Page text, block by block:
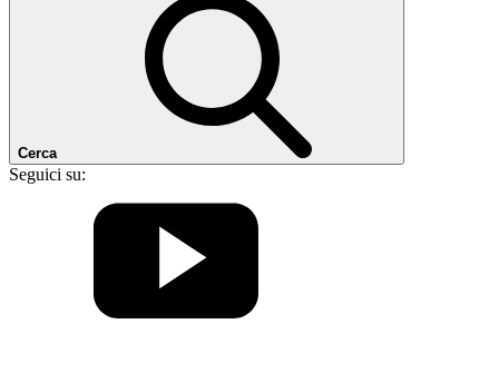
Cerca
Seguici su: